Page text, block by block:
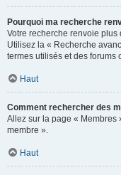
Pourquoi ma recherche
Votre recherche renvoie
Utilisez la « Recherche
termes utilisés et des forums
Haut
Comment rechercher des
Allez sur la page « Membres
membre ».
Haut